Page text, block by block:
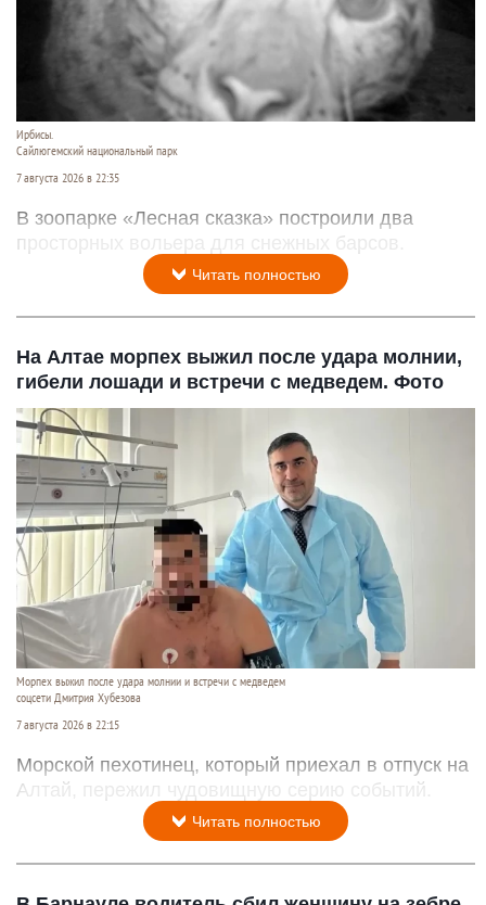
Ирбисы.
Сайлюгемский национальный парк
7 августа 2026 в 22:35
В зоопарке «Лесная сказка» построили два
просторных вольера для снежных барсов.
Читать полностью
На Алтае морпех выжил после удара молнии,
гибели лошади и встречи с медведем. Фото
Морпех выжил после удара молнии и встречи с медведем
соцсети Дмитрия Хубезова
7 августа 2026 в 22:15
Морской пехотинец, который приехал в отпуск на
Алтай, пережил чудовищную серию событий.
Читать полностью